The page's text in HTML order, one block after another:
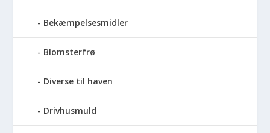
Bekæmpelsesmidler
Blomsterfrø
Diverse til haven
Drivhusmuld